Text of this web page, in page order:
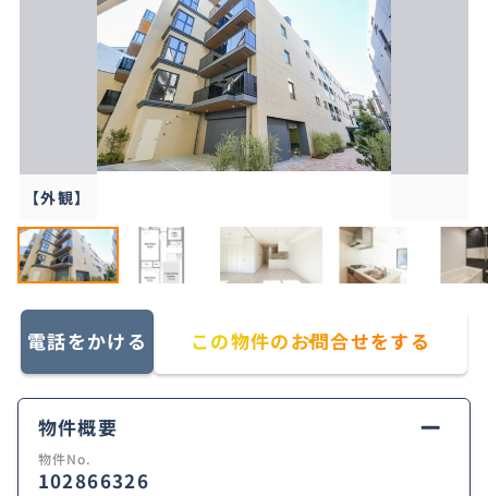
【外観】
電話をかける この物件のお問合せをする
物件概要
物件No.
102866326